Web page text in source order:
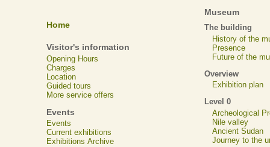
Home
Visitor's information
Opening Hours
Charges
Location
Guided tours
More service offers
Events
Events
Current exhibitions
Exhibitions Archive
Museum
The building
History of the
Presence
Future of the
Overview
Exhibition plan
Level 0
Archeological
Nile valley
Ancient Sudan
Journey to the